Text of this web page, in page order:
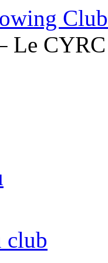
Club
Le CYRC
club